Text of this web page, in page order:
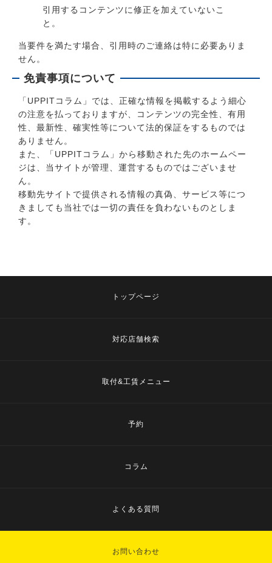
引用するコンテンツに修正を加えていないこ
と。
当要件を満たす場合、引用時のご連絡は特に必要ありま
せん。
免責事項について
「UPPITコラム」では、正確な情報を掲載するよう細心
の注意を払っておりますが、コンテンツの完全性、有用
性、最新性、確実性等について法的保証をするものでは
ありません。
また、「UPPITコラム」から移動された先のホームペー
ジは、当サイトが管理、運営するものではございませ
ん。
移動先サイトで提供される情報の真偽、サービス等につ
きましても当社では一切の責任を負わないものとしま
す。
トップページ
対応店舗検索
取付&工賃メニュー
予約
コラム
よくある質問
お問い合わせ